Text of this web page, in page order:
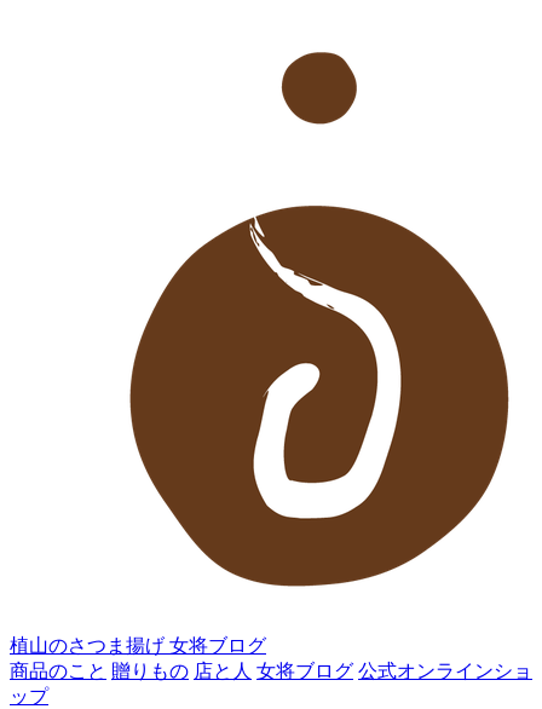
植山のさつま揚げ 女将ブログ
商品のこと 贈りもの 店と人 女将ブログ 公式オンラインショ
ップ